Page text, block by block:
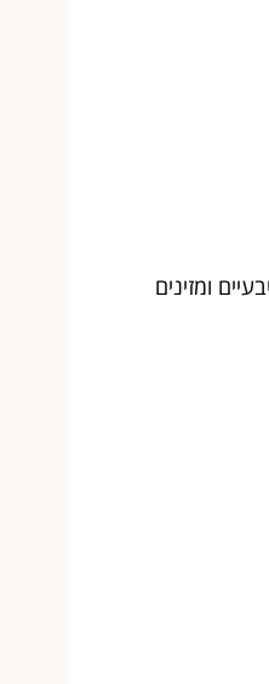
ומזינים